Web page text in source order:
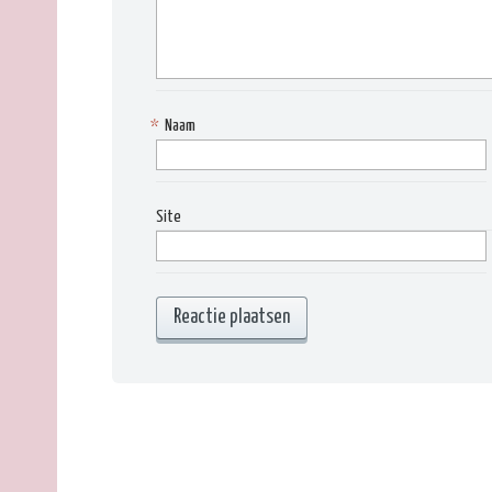
Naam
*
Site